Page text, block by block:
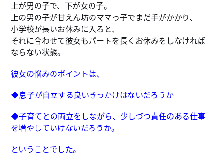
上が男の子で、下が女の子。
上の男の子が甘えん坊のママっ子でまだ手がかかり、
小学校が長いお休みに入ると、
それに合わせて彼女もパートを長くお休みをしなければ
ならない状態。
彼女の悩みのポイントは、
◆息子が自立する良いきっかけはないだろうか
◆子育てとの両立をしながら、少しづつ責任のある仕事
を増やしていけないだろうか。
ということでした。